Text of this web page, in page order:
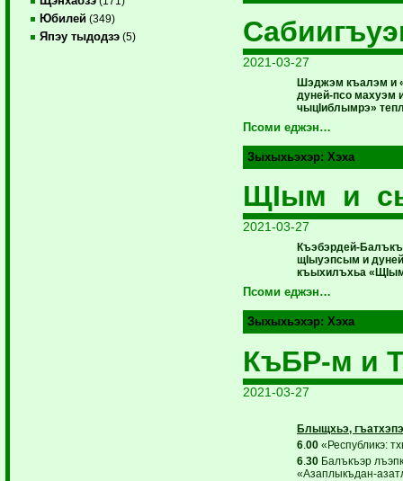
Юбилей (349)
Япэу тыдодзэ (5)
2021-03-27
Шэджэм къалэм и
дуней-псо махуэм
чыцIиблымрэ»
Псоми еджэн…
Зыхыхьэхэр:Хэха
ЩIым и
2021-03-27
Къэбэрдей-
щIыуэпсым и
къыхилъхьа «ЩIым
Псоми еджэн…
Зыхыхьэхэр:Хэха
КъБР-м и
2021-03-27
Блыщхьэ,
6 .00 «Республикэ:
6 .30 Балъкъэр
«Азаплыкъдан-